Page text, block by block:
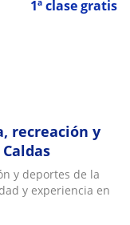
1ª clase gratis
recreación y
y deportes de la
y experiencia en